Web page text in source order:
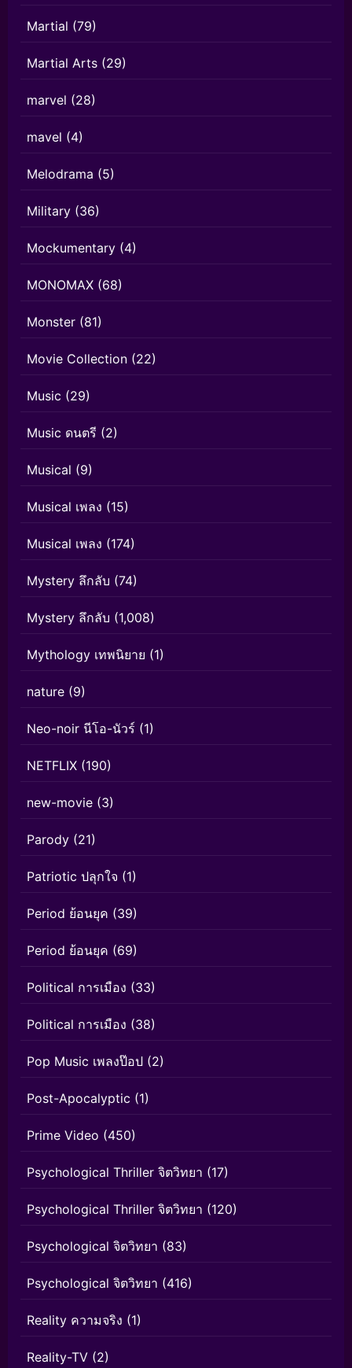
Martial (79)
Martial Arts (29)
marvel (28)
mavel (4)
Melodrama (5)
Military (36)
Mockumentary (4)
MONOMAX (68)
Monster (81)
Movie Collection (22)
Music (29)
Music ดนตรี (2)
Musical (9)
Musical เพลง (15)
Musical เพลง (174)
Mystery ลึกลับ (74)
Mystery ลึกลับ (1,008)
Mythology เทพนิยาย (1)
nature (9)
Neo-noir นีโอ-นัวร์ (1)
NETFLIX (190)
new-movie (3)
Parody (21)
Patriotic ปลุกใจ (1)
Period ย้อนยุค (39)
Period ย้อนยุค (69)
Political การเมือง (33)
Political การเมือง (38)
Pop Music เพลงป๊อป (2)
Post-Apocalyptic (1)
Prime Video (450)
Psychological Thriller จิตวิทยา (17)
Psychological Thriller จิตวิทยา (120)
Psychological จิตวิทยา (83)
Psychological จิตวิทยา (416)
Reality ความจริง (1)
Reality-TV (2)